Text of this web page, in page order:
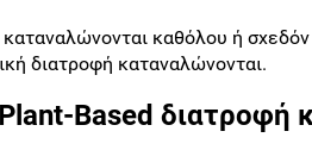
καθόλου ή
διατροφή καταναλώνονται.
Based διατροφή